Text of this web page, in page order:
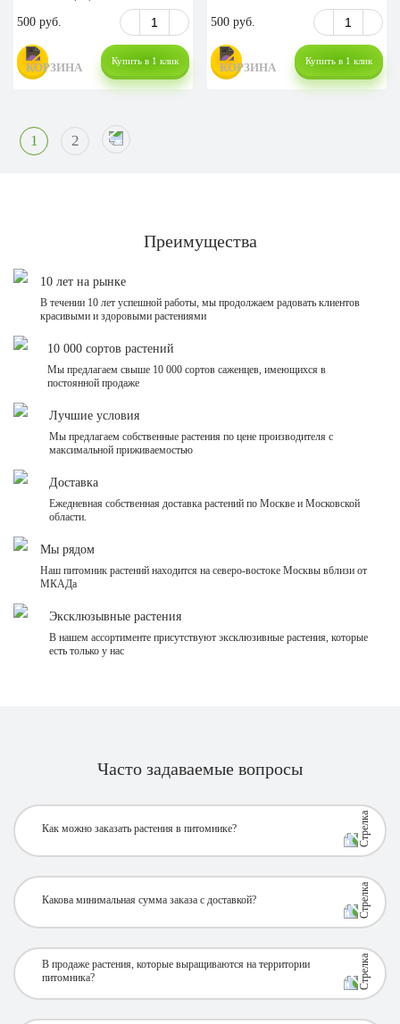
500 руб.
Купить в 1 клик
500 руб.
Купить в 1 клик
1 2
Преимущества
10 лет на рынке
В течении 10 лет успешной работы, мы продолжаем радовать клиентов
красивыми и здоровыми растениями
10 000 сортов растений
Мы предлагаем свыше 10 000 сортов саженцев, имеющихся в
постоянной продаже
Лучшие условия
Мы предлагаем собственные растения по цене производителя с
максимальной приживаемостью
Доставка
Ежедневная собственная доставка растений по Москве и Московской
области.
Мы рядом
Наш питомник растений находится на северо-востоке Москвы вблизи от
МКАДа
Эксклюзывные растения
В нашем ассортименте присутствуют эксклюзивные растения, которые
есть только у нас
Часто задаваемые вопросы
Как можно заказать растения в питомнике?
Какова минимальная сумма заказа с доставкой?
В продаже растения, которые выращиваются на территории
питомника?